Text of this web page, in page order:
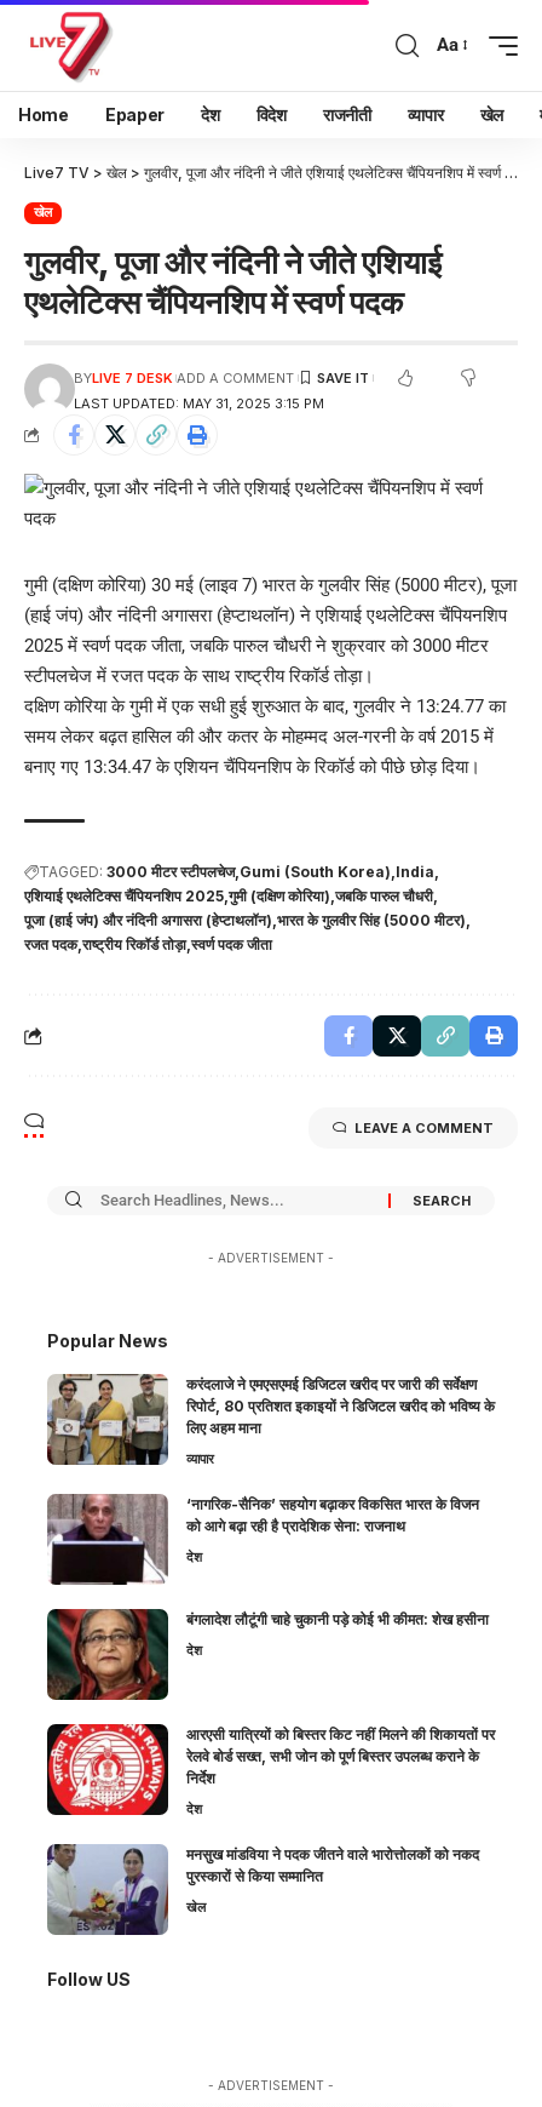
Aa
Home Epaper देश विदेश राजनीती व्यापार खेल
Live7 TV > खेल > गुलवीर, पूजा और नंदिनी ने जीते एशियाई एथलेटिक्स चैंपियनशिप में स्वर्ण पदक
खेल
गुलवीर, पूजा और नंदिनी ने जीते एशियाई
एथलेटिक्स चैंपियनशिप में स्वर्ण पदक
LAST UPDATED: MAY 31, 2025 3:15 PM
BYLIVE 7 DESK ADD A COMMENT
गुमी (दक्षिण कोरिया) 30 मई (लाइव 7) भारत के गुलवीर सिंह (5000 मीटर), पूजा
(हाई जंप) और नंदिनी अगासरा (हेप्टाथलॉन) ने एशियाई एथलेटिक्स चैंपियनशिप
2025 में स्वर्ण पदक जीता, जबकि पारुल चौधरी ने शुक्रवार को 3000 मीटर
स्टीपलचेज में रजत पदक के साथ राष्ट्रीय रिकॉर्ड तोड़ा।
दक्षिण कोरिया के गुमी में एक सधी हुई शुरुआत के बाद, गुलवीर ने 13:24.77 का
समय लेकर बढ़त हासिल की और कतर के मोहम्मद अल-गरनी के वर्ष 2015 में
बनाए गए 13:34.47 के एशियन चैंपियनशिप के रिकॉर्ड को पीछे छोड़ दिया।
TAGGED: 3000 मीटर स्टीपलचेज Gumi (South Korea) India
एशियाई एथलेटिक्स चैंपियनशिप 2025 गुमी (दक्षिण कोरिया) जबकि पारुल चौधरी
पूजा (हाई जंप) और नंदिनी अगासरा (हेप्टाथलॉन) भारत के गुलवीर सिंह (5000 मीटर)
रजत पदक राष्ट्रीय रिकॉर्ड तोड़ा स्वर्ण पदक जीता
LEAVE A COMMENT
- ADVERTISEMENT -
Popular News
करंदलाजे ने एमएसएमई डिजिटल खरीद पर जारी की सर्वेक्षण
रिपोर्ट, 80 प्रतिशत इकाइयों ने डिजिटल खरीद को भविष्य के
लिए अहम माना
व्यापार
‘नागरिक-सैनिक’ सहयोग बढ़ाकर विकसित भारत के विजन
को आगे बढ़ा रही है प्रादेशिक सेना: राजनाथ
देश
बंगलादेश लौटूंगी चाहे चुकानी पड़े कोई भी कीमत: शेख हसीना
देश
आरएसी यात्रियों को बिस्तर किट नहीं मिलने की शिकायतों पर
रेलवे बोर्ड सख्त, सभी जोन को पूर्ण बिस्तर उपलब्ध कराने के
निर्देश
देश
मनसुख मांडविया ने पदक जीतने वाले भारोत्तोलकों को नकद
पुरस्कारों से किया सम्मानित
खेल
Follow US
- ADVERTISEMENT -